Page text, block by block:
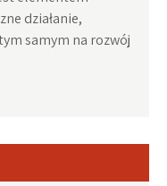
działanie,
samym na rozwój